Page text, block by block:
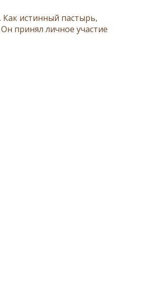
Как истинный пастырь,
принял личное участие